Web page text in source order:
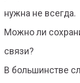
нужна не всегда.
Можно ли
связи?
В большинстве